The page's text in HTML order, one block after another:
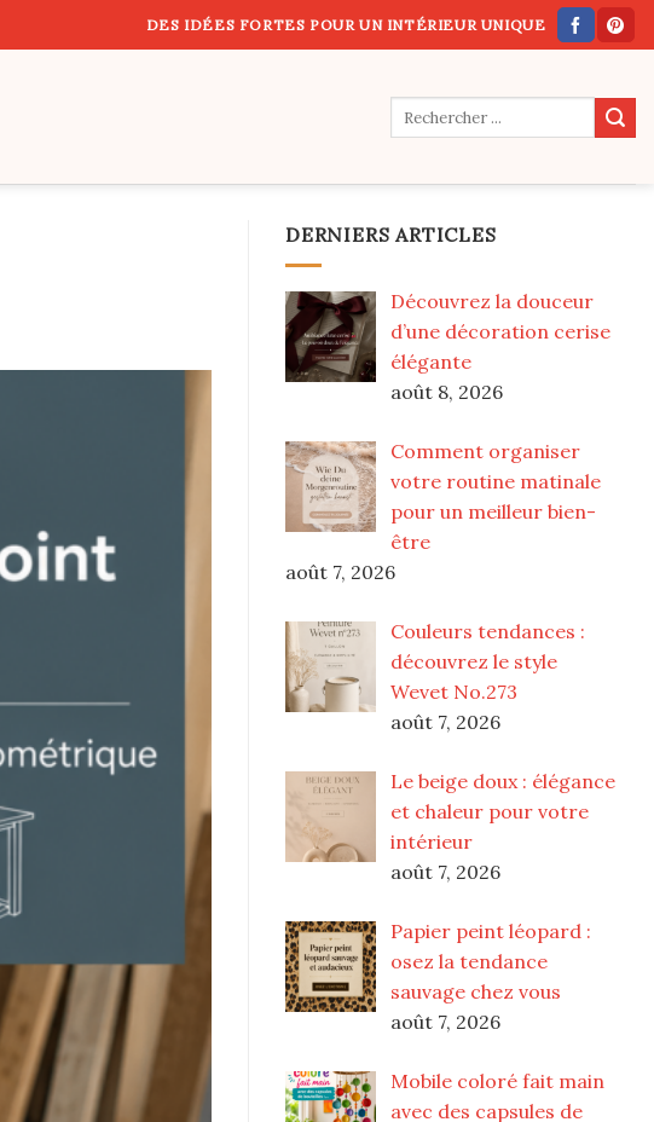
DES IDÉES FORTES POUR UN INTÉRIEUR UNIQUE
DERNIERS ARTICLES
Découvrez la douceur
d’une décoration cerise
élégante
août 8, 2026
Comment organiser
votre routine matinale
pour un meilleur bien-
être
août 7, 2026
Couleurs tendances :
découvrez le style
Wevet No.273
août 7, 2026
Le beige doux : élégance
et chaleur pour votre
intérieur
août 7, 2026
Papier peint léopard :
osez la tendance
sauvage chez vous
août 7, 2026
Mobile coloré fait main
avec des capsules de